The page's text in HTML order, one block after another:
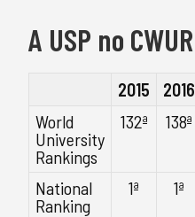
A USP no CWUR
2015 2016
World
University
Rankings
132ª 138ª
National
Ranking
1ª 1ª